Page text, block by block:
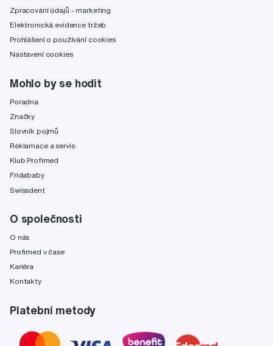
Zpracování údajů - marketing
Elektronická evidence tržeb
Prohlášení o používání cookies
Nastavení cookies
Mohlo by se hodit
Poradna
Značky
Slovník pojmů
Reklamace a servis
Klub Profimed
Fridababy
Swissdent
O společnosti
O nás
Profimed v čase
Kariéra
Kontakty
Platební metody